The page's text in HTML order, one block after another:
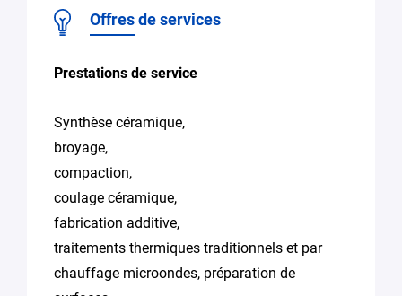
Offres de services
Prestations de service
Synthèse céramique,
broyage,
compaction,
coulage céramique,
fabrication additive,
traitements thermiques traditionnels et par
chauffage microondes, préparation de